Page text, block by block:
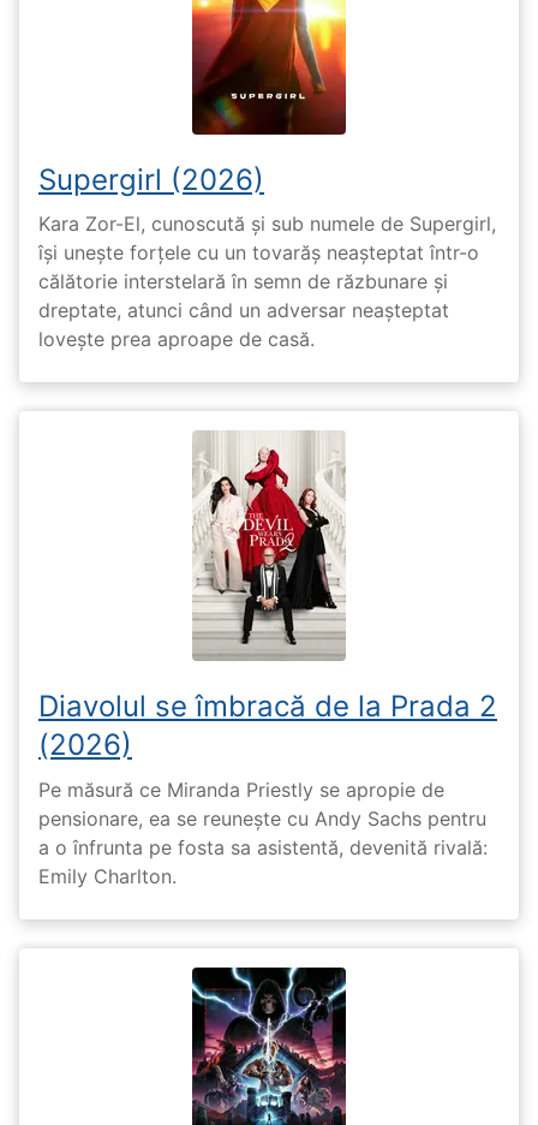
Supergirl (2026)
Kara Zor-El, cunoscută și sub numele de Supergirl,
își unește forțele cu un tovarăș neașteptat într-o
călătorie interstelară în semn de răzbunare și
dreptate, atunci când un adversar neașteptat
lovește prea aproape de casă.
Diavolul se îmbracă de la Prada 2
(2026)
Pe măsură ce Miranda Priestly se apropie de
pensionare, ea se reunește cu Andy Sachs pentru
a o înfrunta pe fosta sa asistentă, devenită rivală:
Emily Charlton.